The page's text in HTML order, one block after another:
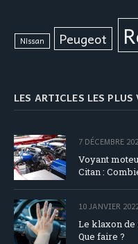
Nissan Peugeot
LES ARTICLES LES
7 DÉCEMBRE
Voyant
Citan :
10 JANVIER
Le klaxon de
Que faire ?